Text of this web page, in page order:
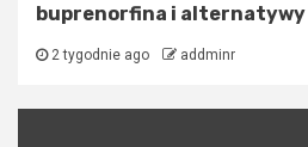
buprenorfina i alternatywy
2 tygodnie ago addminr